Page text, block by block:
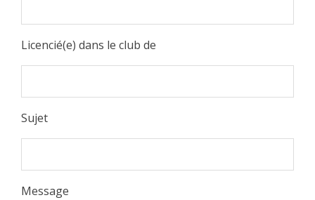
Licencié(e) dans le club de
Sujet
Message